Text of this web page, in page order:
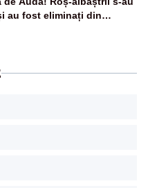
au fost eliminați din